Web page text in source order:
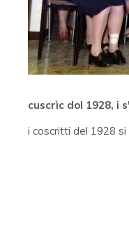
cuscrìc dol 1928,
i coscritti del 1928